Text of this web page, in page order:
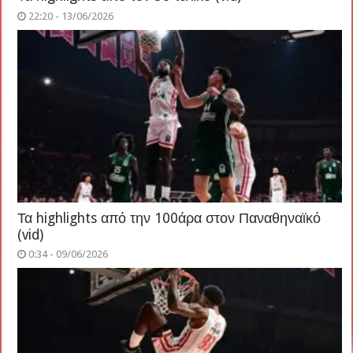
22:20 - 13/06/2026
Τα highlights από την 100άρα στον Παναθηναϊκό
(vid)
0:34 - 09/06/2026